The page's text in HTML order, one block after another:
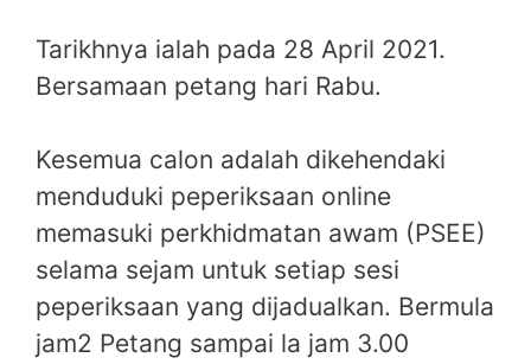
Tarikhnya ialah pada 28 April 2021.
Bersamaan petang hari Rabu.
Kesemua calon adalah dikehendaki
menduduki peperiksaan online
memasuki perkhidmatan awam (PSEE)
selama sejam untuk setiap sesi
peperiksaan yang dijadualkan. Bermula
jam2 Petang sampai la jam 3.00